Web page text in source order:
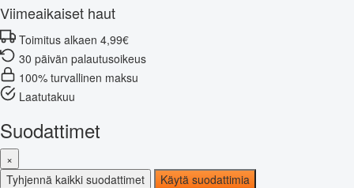
Viimeaikaiset haut
Toimitus alkaen 4,99€
30 päivän palautusoikeus
100% turvallinen maksu
Laatutakuu
Suodattimet
×
Tyhjennä kaikki suodattimet
Käytä suodattimia